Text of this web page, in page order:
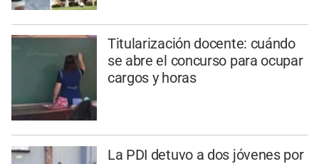
Titularización docente: cuándo
se abre el concurso para ocupar
cargos y horas
La PDI detuvo a dos jóvenes por